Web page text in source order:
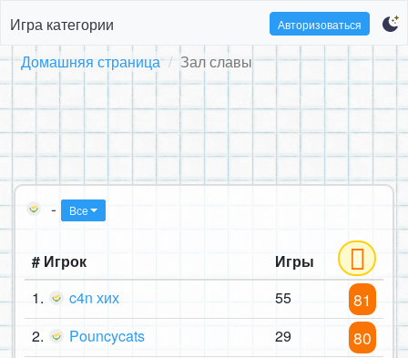
Игра категории Авторизоваться
Домашняя страница Зал славы
- Все
# Игрок
Игры
1.
c4n хих 55 81
2. Pouncycats 29 80